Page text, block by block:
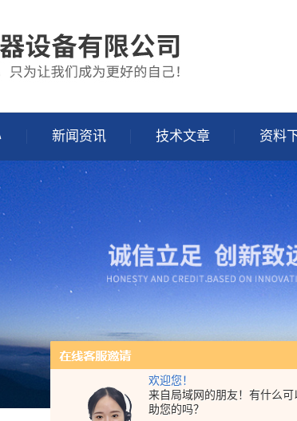
欢迎您！
来自局域网的朋友！有什么可
助您的吗？
新闻资讯 技术文章 资料